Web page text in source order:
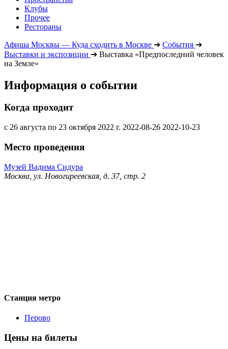
Клубы
Прочее
Рестораны
Афиша Москвы — Куда сходить в Москве ➔ События ➔
Выставки и экспозиции ➔ Выставка «Предпоследний человек
на Земле»
Информация о событии
Когда проходит
с 26 августа по 23 октября 2022 г. 2022-08-26 2022-10-23
Место проведения
Музей Вадима Сидура
Москва, ул. Новогиреевская, д. 37, стр. 2
Станция метро
Перово
Цены на билеты